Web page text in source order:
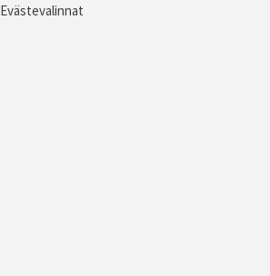
Evästevalinnat